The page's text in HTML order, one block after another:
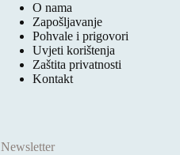
O nama
Zapošljavanje
Pohvale i prigovori
Uvjeti korištenja
Zaštita privatnosti
Kontakt
Newsletter